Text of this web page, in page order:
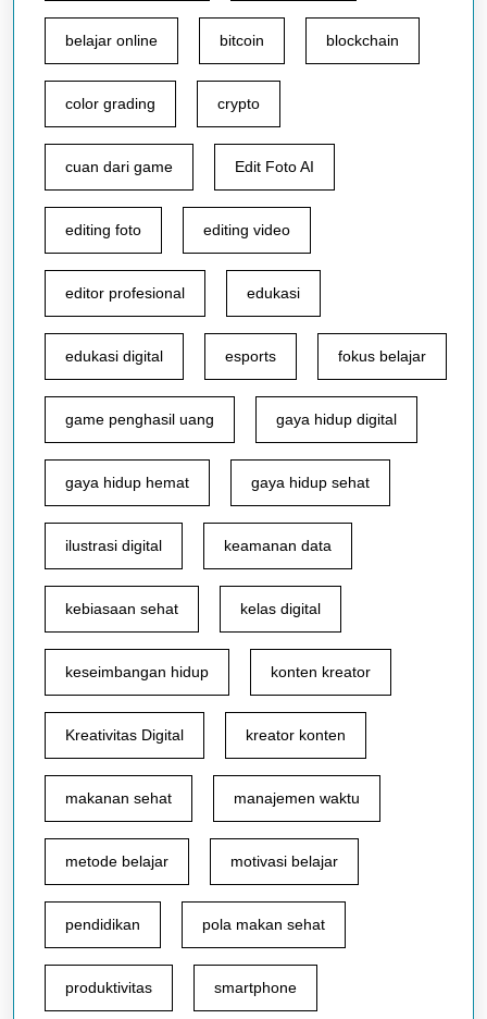
belajar online bitcoin blockchain
color grading crypto
cuan dari game Edit Foto AI
editing foto editing video
editor profesional edukasi
edukasi digital esports fokus belajar
game penghasil uang gaya hidup digital
gaya hidup hemat gaya hidup sehat
ilustrasi digital keamanan data
kebiasaan sehat kelas digital
keseimbangan hidup konten kreator
Kreativitas Digital kreator konten
makanan sehat manajemen waktu
metode belajar motivasi belajar
pendidikan pola makan sehat
produktivitas smartphone